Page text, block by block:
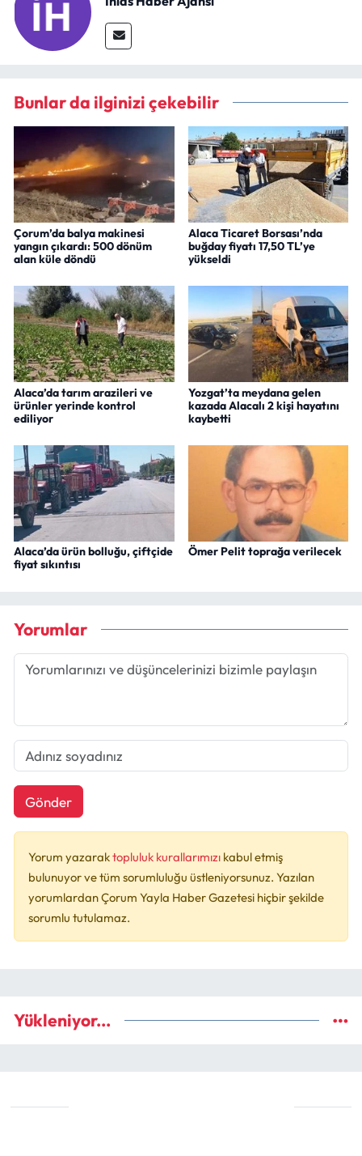
Bunlar da ilginizi çekebilir
Çorum’da balya makinesi
yangın çıkardı: 500 dönüm
alan küle döndü
Alaca Ticaret Borsası’nda
buğday fiyatı 17,50 TL’ye
yükseldi
Alaca’da tarım arazileri ve
ürünler yerinde kontrol
ediliyor
Yozgat’ta meydana gelen
kazada Alacalı 2 kişi hayatını
kaybetti
Alaca’da ürün bolluğu, çiftçide
fiyat sıkıntısı
Ömer Pelit toprağa verilecek
Yorumlar
Gönder
Yorum yazaraktopluluk kurallarımızı kabul etmiş
bulunuyor ve tüm sorumluluğu üstleniyorsunuz. Yazılan
yorumlardan Çorum Yayla Haber Gazetesi hiçbir şekilde
sorumlu tutulamaz.
Yükleniyor...